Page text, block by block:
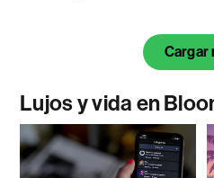
Cargar
Lujos y vida en